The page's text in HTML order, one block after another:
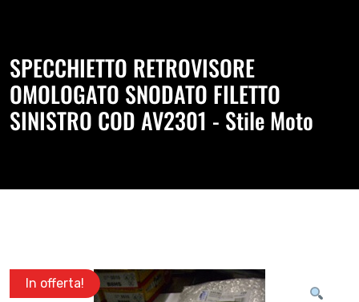
SPECCHIETTO RETROVISORE
OMOLOGATO SNODATO FILETTO
SINISTRO COD AV2301 - Stile Moto
In offerta!